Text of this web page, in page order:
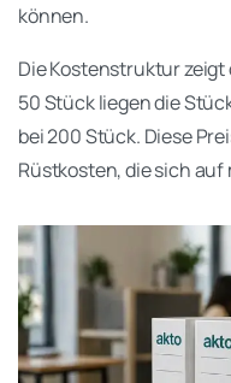
können.
Die Kostenstruktur
50 Stück liegen die
bei 200 Stück. Diese
Rüstkosten, die sich